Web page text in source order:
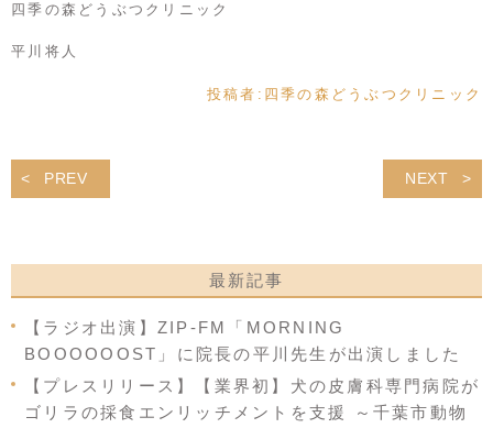
四季の森どうぶつクリニック
平川将人
投稿者: 四季の森どうぶつクリニック
PREV NEXT
最新記事
【ラジオ出演】ZIP-FM「MORNING
BOOOOOOST」に院長の平川先生が出演しました
【プレスリリース】【業界初】犬の皮膚科専門病院が
ゴリラの採食エンリッチメントを支援 ～千葉市動物